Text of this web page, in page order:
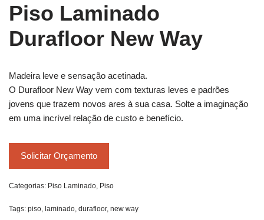
Piso Laminado
Durafloor New Way
Madeira leve e sensação acetinada.
O Durafloor New Way vem com texturas leves e padrões
jovens que trazem novos ares à sua casa. Solte a imaginação
em uma incrível relação de custo e benefício.
Solicitar Orçamento
Categorias: Piso Laminado Piso
Tags: piso laminado durafloor, new way